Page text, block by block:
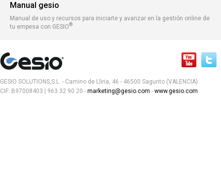
Manual gesio
Manual de uso y recursos para iniciarte y avanzar en la gestión online de
tu empesa con GESIO®
GESIO SOLUTIONS,S.L. - Camino de Lliria, 46 - 46500 Sagunto (VALENCIA)
CIF: B97008403 | 963 32 90 20 - marketing@gesio.com - www.gesio.com